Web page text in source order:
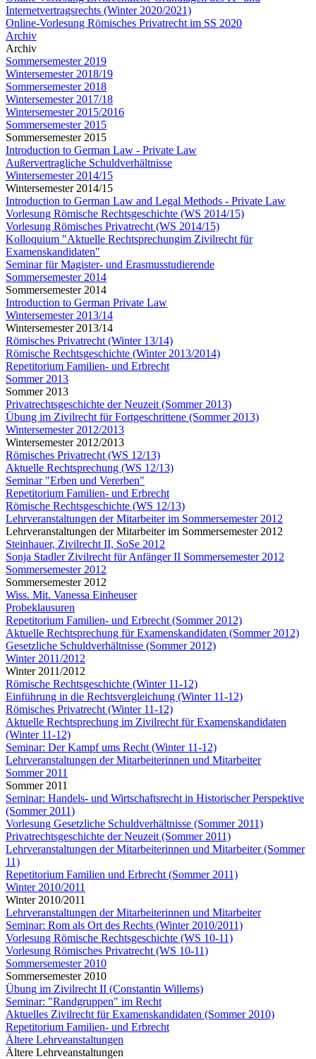
Internetvertragsrechts (Winter 2020/2021)
Online-Vorlesung Römisches Privatrecht im SS 2020
Archiv
Archiv
Sommersemester 2019
Wintersemester 2018/19
Sommersemester 2018
Wintersemester 2017/18
Wintersemester 2015/2016
Sommersemester 2015
Sommersemester 2015
Introduction to German Law - Private Law
Außervertragliche Schuldverhältnisse
Wintersemester 2014/15
Wintersemester 2014/15
Introduction to German Law and Legal Methods - Private Law
Vorlesung Römische Rechtsgeschichte (WS 2014/15)
Vorlesung Römisches Privatrecht (WS 2014/15)
Kolloquium "Aktuelle Rechtsprechungim Zivilrecht für
Examenskandidaten"
Seminar für Magister- und Erasmusstudierende
Sommersemester 2014
Sommersemester 2014
Introduction to German Private Law
Wintersemester 2013/14
Wintersemester 2013/14
Römisches Privatrecht (Winter 13/14)
Römische Rechtsgeschichte (Winter 2013/2014)
Repetitorium Familien- und Erbrecht
Sommer 2013
Sommer 2013
Privatrechtsgeschichte der Neuzeit (Sommer 2013)
Übung im Zivilrecht für Fortgeschrittene (Sommer 2013)
Wintersemester 2012/2013
Wintersemester 2012/2013
Römisches Privatrecht (WS 12/13)
Aktuelle Rechtsprechung (WS 12/13)
Seminar "Erben und Vererben"
Repetitorium Familien- und Erbrecht
Römische Rechtsgeschichte (WS 12/13)
Lehrveranstaltungen der Mitarbeiter im Sommersemester 2012
Lehrveranstaltungen der Mitarbeiter im Sommersemester 2012
Steinhauer, Zivilrecht II, SoSe 2012
Sonja Stadler Zivilrecht für Anfänger II Sommersemester 2012
Sommersemester 2012
Sommersemester 2012
Wiss. Mit. Vanessa Einheuser
Probeklausuren
Repetitorium Familien- und Erbrecht (Sommer 2012)
Aktuelle Rechtsprechung für Examenskandidaten (Sommer 2012)
Gesetzliche Schuldverhältnisse (Sommer 2012)
Winter 2011/2012
Winter 2011/2012
Römische Rechtsgeschichte (Winter 11-12)
Einführung in die Rechtsvergleichung (Winter 11-12)
Römisches Privatrecht (Winter 11-12)
Aktuelle Rechtsprechung im Zivilrecht für Examenskandidaten
(Winter 11-12)
Seminar: Der Kampf ums Recht (Winter 11-12)
Lehrveranstaltungen der Mitarbeiterinnen und Mitarbeiter
Sommer 2011
Sommer 2011
Seminar: Handels- und Wirtschaftsrecht in Historischer Perspektive
(Sommer 2011)
Vorlesung Gesetzliche Schuldverhältnisse (Sommer 2011)
Privatrechtsgeschichte der Neuzeit (Sommer 2011)
Lehrveranstaltungen der Mitarbeiterinnen und Mitarbeiter (Sommer
11)
Repetitorium Familien und Erbrecht (Sommer 2011)
Winter 2010/2011
Winter 2010/2011
Lehrveranstaltungen der Mitarbeiterinnen und Mitarbeiter
Seminar: Rom als Ort des Rechts (Winter 2010/2011)
Vorlesung Römische Rechtsgeschichte (WS 10-11)
Vorlesung Römisches Privatrecht (WS 10-11)
Sommersemester 2010
Sommersemester 2010
Übung im Zivilrecht II (Constantin Willems)
Seminar: "Randgruppen" im Recht
Aktuelles Zivilrecht für Examenskandidaten (Sommer 2010)
Repetitorium Familien- und Erbrecht
Ältere Lehrveanstaltungen
Ältere Lehrveanstaltungen